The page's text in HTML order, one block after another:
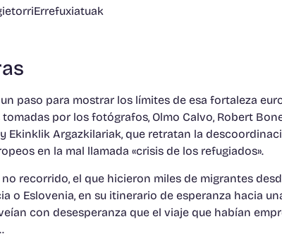
paso para mostrar los límites de esa fortaleza
por los fotógrafos, Olmo Calvo, Robert
Ekinklik Argazkilariak, que retratan la
en la mal llamada «crisis de los refugiados».
no recorrido, el que hicieron miles de migrantes
o Eslovenia, en su itinerario de esperanza hacia
con desesperanza que el viaje que habían